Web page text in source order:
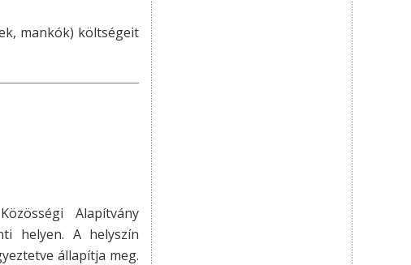
mankók) költségeit
Alapítvány
helyen. A helyszín
állapítja meg.